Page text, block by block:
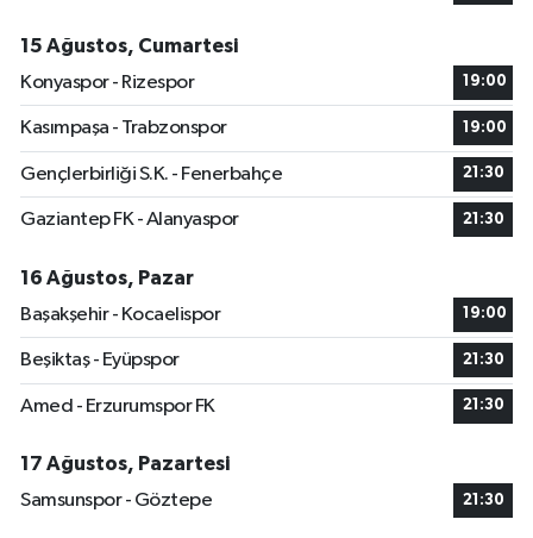
15 Ağustos, Cumartesi
Konyaspor - Rizespor
19:00
Kasımpaşa - Trabzonspor 19:00
Gençlerbirliği S.K. - Fenerbahçe 21:30
Gaziantep FK - Alanyaspor 21:30
16 Ağustos, Pazar
Başakşehir - Kocaelispor
19:00
Beşiktaş - Eyüpspor 21:30
Amed - Erzurumspor FK 21:30
17 Ağustos, Pazartesi
Samsunspor - Göztepe
21:30